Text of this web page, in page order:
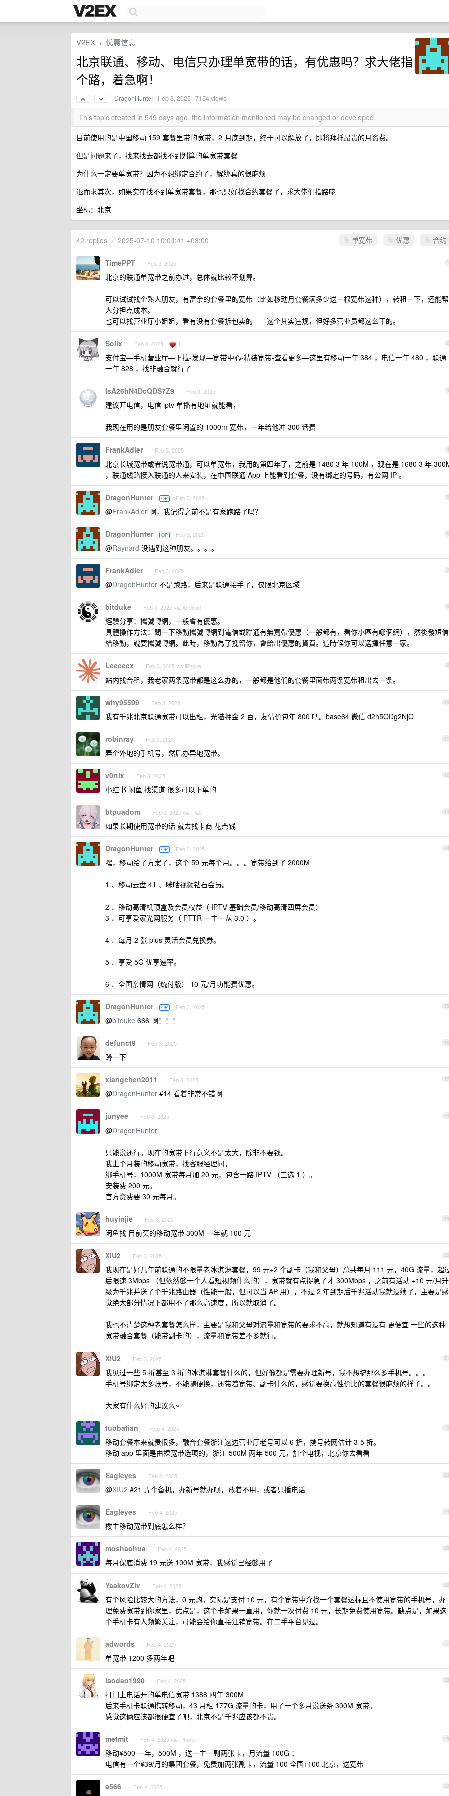
V2EX › 优惠信息
北京联通、移动、电信只办理单宽带的话，有优惠吗？求大佬指
个路，着急啊！
DragonHunter · Feb 3, 2025 · 7154 views
This topic created in 549 days ago, the information mentioned may be changed or developed.
目前使用的是中国移动 159 套餐里带的宽带，2 月底到期，终于可以解放了，即将拜托昂贵的月资费。
但是问题来了，找来找去都找不到划算的单宽带套餐
为什么一定要单宽带？因为不想绑定合约了，解绑真的很麻烦
退而求其次，如果实在找不到单宽带套餐，那也只好找合约套餐了，求大佬们指路咾
坐标：北京
单宽带 优惠 合约
42 replies • 2025-07-10 10:04:41 +08:00
1
TimePPT Feb 3, 2025
北京的联通单宽带之前办过，总体就比较不划算。
可以试试找个熟人朋友，有富余的套餐里的宽带（比如移动月套餐满多少送一根宽带这种），转租一下，还能帮
人分担点成本。
也可以找营业厅小姐姐，看有没有套餐拆包卖的——这个其实违规，但好多营业员都这么干的。
2
Solix Feb 3, 2025 1
支付宝—手机营业厅—下拉-发现—宽带中心-精装宽带-查看更多—这里有移动一年 384 ，电信一年 480 ，联通
一年 828 ，找非融合就行了
3
IsA26hN4DcQDS7Z9 Feb 3, 2025
建议开电信，电信 iptv 单播有地址就能看，
我现在用的是朋友套餐里闲置的 1000m 宽带，一年给他冲 300 话费
4
FrankAdler Feb 3, 2025
北京长城宽带或者说宽带通，可以单宽带，我用的第四年了，之前是 1480 3 年 100M ，现在是 1680 3 年
，联通线路接入联通的人来安装，在中国联通 App 上能看到套餐，没有绑定的号码，有公网 IP 。
5
DragonHunter OP Feb 3, 2025
@FrankAdler 啊，我记得之前不是有家跑路了吗？
6
DragonHunter OP Feb 3, 2025
@Raynard 没遇到这种朋友。。。。
7
FrankAdler Feb 3, 2025
@DragonHunter 不是跑路，后来是联通接手了，仅限北京区域
8
bitduke Feb 3, 2025 via Android
經驗分享：攜號轉網，一般會有優惠。
具體操作方法：問一下移動攜號轉網到電信或聯通有無寬帶優惠（一般都有，看你小區有哪個網），然後發短信
給移動，說要攜號轉網。此時，移動為了挽留你，會給出優惠的資費。這時候你可以選擇任意一家。
9
Leeeeex Feb 3, 2025 via iPhone
站内找合租，我老家两条宽带都是这么办的，一般都是他们的套餐里面带两条宽带租出去一条。
10
why95599 Feb 3, 2025
我有千兆北京联通宽带可以出租，光猫押金 2 百，友情价包年 800 吧。base64 微信 d2h5ODg2NjQ=
11
robinray Feb 3, 2025
弄个外地的手机号，然后办异地宽带。
12
v0rtix Feb 3, 2025
小红书 闲鱼 找渠道 很多可以下单的
13
btpuadom Feb 3, 2025 via iPad
如果长期使用宽带的话 就去找卡商 花点钱
14
DragonHunter OP Feb 3, 2025
嘿，移动给了方案了，这个 59 元每个月。。。宽带给到了 2000M
1 、移动云盘 4T 、咪咕视频钻石会员。
2 、移动高清机顶盒及会员权益（ IPTV 基础会员/移动高清四屏会员）
3 、可享爱家光网服务（ FTTR 一主一从 3.0 ）。
4 、每月 2 张 plus 灵活会员兑换券。
5 、享受 5G 优享速率。
6 、全国亲情网（统付版） 10 元/月功能费优惠。
15
DragonHunter OP Feb 3, 2025
@bitduke 666 啊！！！
16
defunct9 Feb 3, 2025
蹲一下
17
xiangchen2011 Feb 3, 2025
@DragonHunter #14 看着非常不错啊
18
junyee Feb 3, 2025
@DragonHunter
只能说还行。现在的宽带下行意义不是太大，除非不要钱。
我上个月装的移动宽带，找客服经理问，
绑手机号，1000M 宽带每月加 20 元，包含一路 IPTV （三选 1 ）。
安装费 200 元。
官方资费要 30 元每月。
19
huyinjie Feb 3, 2025
闲鱼找 目前买的移动宽带 300M 一年就 100 元
20
XIU2 Feb 3, 2025
我现在是好几年前联通的不限量老冰淇淋套餐，99 元+2 个副卡（我和父母）总共每月 111 元，40G 流量，超
后限速 3Mbps （但依然够一个人看短视频什么的），宽带就有点捉急了才 300Mbps ，之前有活动 +10 元/月升
级为千兆并送了个千兆路由器（性能一般，但可以当 AP 用），不过 2 年到期后千兆活动我就没续了，主要是感
觉绝大部分情况下都用不了那么高速度，所以就取消了。
我也不清楚这种老套餐怎么样，主要是我和父母对流量和宽带的要求不高，就想知道有没有 更便宜 一些的这种
宽带融合套餐（能带副卡的），流量和宽带差不多就行。
21
XIU2 Feb 3, 2025
我见过一些 5 折甚至 3 折的冰淇淋套餐什么的，但好像都是需要办理新号，我不想搞那么多手机号。。。
手机号绑定太多账号，不能随便换，还带着宽带、副卡什么的，感觉要换高性价比的套餐很麻烦的样子。。
大家有什么好的建议么~
22
tuobatian Feb 4, 2025
移动套餐本来就贵很多，融合套餐浙江这边营业厅老号可以 6 折，携号转网估计 3-5 折。
移动 app 里面是由裸宽带选项的，浙江 500M 两年 500 元，加个电视，北京你去看看
23
Eagleyes Feb 4, 2025
@XIU2 #21 弄个备机，办新号就办呗，放着不用，或者只播电话
24
Eagleyes Feb 4, 2025
楼主移动宽带到底怎么样？
25
moshaohua Feb 4, 2025
每月保底消费 19 元送 100M 宽带，我感觉已经够用了
26
YaakovZiv Feb 4, 2025
有个风险比较大的方法，0 元购。实际是支付 10 元，有个宽带中介找一个套餐达标且不使用宽带的手机号，办
理免费宽带到你家里，优点是，这个卡如果一直用，你就一次付费 10 元，长期免费使用宽带。缺点是，如果这
个手机卡有人频繁关注，可能会给你直接注销宽带。在二手平台见过。
27
adwords Feb 4, 2025
单宽带 1200 多两年吧
28
laodao1990 Feb 4, 2025
打门上电话开的单电信宽带 1388 四年 300M
后来手机卡联通携转移动，43 月租 177G 流量的卡，用了一个多月说送条 300M 宽带。
感觉这俩应该都很便宜了吧，北京不是千兆应该都不贵。
29
metmit Feb 4, 2025 via iPhone
移动¥500 一年，500M ，送一主一副两张卡，月流量 100G ；
电信有一个¥39/月的集团套餐，免费加两张副卡，流量 100 全国+100 北京，送宽带
30
a566 Feb 4, 2025